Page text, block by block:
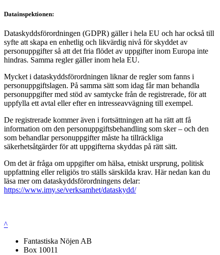
Datainspektionen:
Dataskyddsförordningen (GDPR) gäller i hela EU och har också till
syfte att skapa en enhetlig och likvärdig nivå för skyddet av
personuppgifter så att det fria flödet av uppgifter inom Europa inte
hindras. Samma regler gäller inom hela EU.
Mycket i dataskyddsförordningen liknar de regler som fanns i
personuppgiftslagen. På samma sätt som idag får man behandla
personuppgifter med stöd av samtycke från de registrerade, för att
uppfylla ett avtal eller efter en intresseavvägning till exempel.
De registrerade kommer även i fortsättningen att ha rätt att få
information om den personuppgiftsbehandling som sker – och den
som behandlar personuppgifter måste ha tillräckliga
säkerhetsåtgärder för att uppgifterna skyddas på rätt sätt.
Om det är fråga om uppgifter om hälsa, etniskt ursprung, politisk
uppfattning eller religiös tro ställs särskilda krav. Här nedan kan du
läsa mer om dataskyddsförordningens delar:
https://www.imy.se/verksamhet/dataskydd/
^
Fantastiska Nöjen AB
Box 10011